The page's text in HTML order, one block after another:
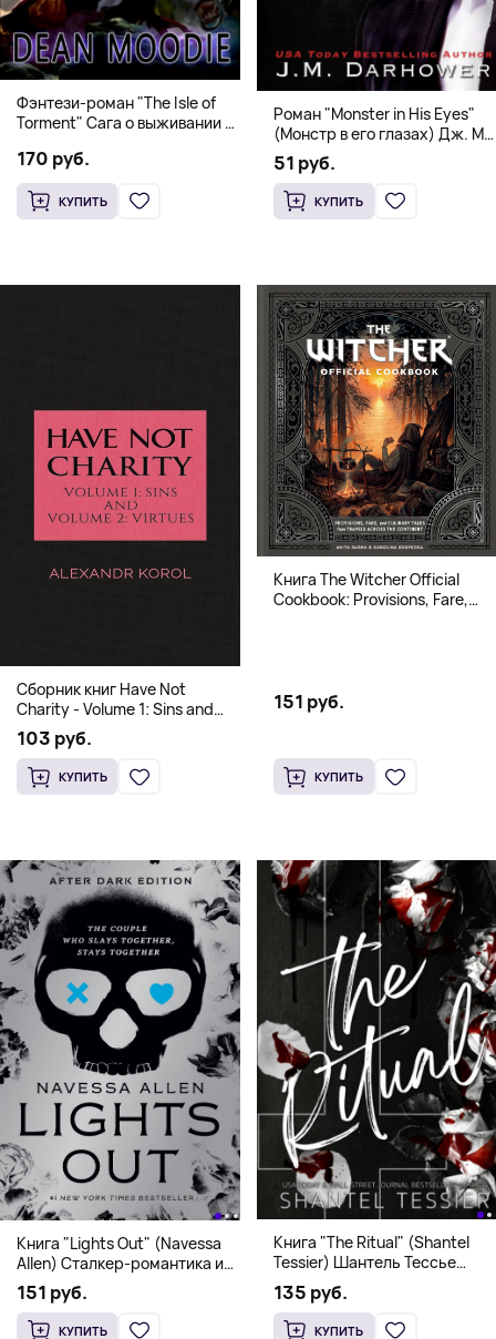
Фэнтези-роман "The Isle of
Torment" Сага о выживании и
170 руб.
КУПИТЬ
Роман "Monster in His Eyes"
(Монстр в его глазах) Дж. М.
Дарховер | Mafia Romance
18+
51 руб.
КУПИТЬ
Сборник книг Have Not
Charity - Volume 1: Sins and
Volume 2: Virtues
103 руб.
КУПИТЬ
Книга The Witcher Official
Cookbook: Provisions, Fare,
151 руб.
КУПИТЬ
Книга "Lights Out" (Navessa
Allen) Сталкер-романтика и
человек в маске (18+)
151 руб.
КУПИТЬ
Книга "The Ritual" (Shantel
Tessier) Шантель Тессье
Экстремальный дарк-
романс бестселлер (18+)
135 руб.
КУПИТЬ